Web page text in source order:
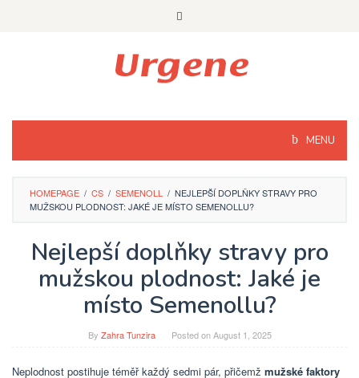
MENU
HOMEPAGE / CS / SEMENOLL / NEJLEPŠÍ DOPLŇKY STRAVY PRO
MUŽSKOU PLODNOST: JAKÉ JE MÍSTO SEMENOLLU?
Nejlepší doplňky stravy pro
mužskou plodnost: Jaké je
místo Semenollu?
By Zahra Tunzira Posted onAugust 1, 2025
Neplodnost postihuje téměř každý sedmi pár, přičemž mužské faktory